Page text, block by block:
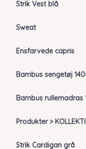
Strik Vest blå
Sweat
Ensfarvede capris
Bambus sengetøj
Bambus rullemadras
Produkter >
Strik Cardigan grå